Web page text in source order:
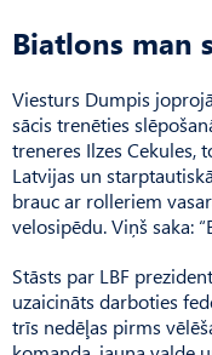
Biatlons man
Viesturs Dumpis
sācis trenēties
treneres Ilzes Cekules,
Latvijas un
brauc ar rolleriem
velosipēdu. Viņš saka:
Stāsts par LBF
uzaicināts darboties
trīs nedēļas pirms